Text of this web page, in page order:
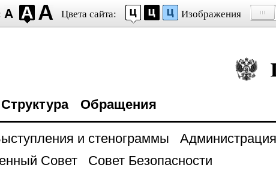
Цвета сайта: Изображения
Структура Обращения
и стенограммы
Администрация
Совет
Совет Безопасности